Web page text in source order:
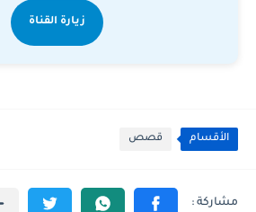
زيارة القناة
الأقسام قصص